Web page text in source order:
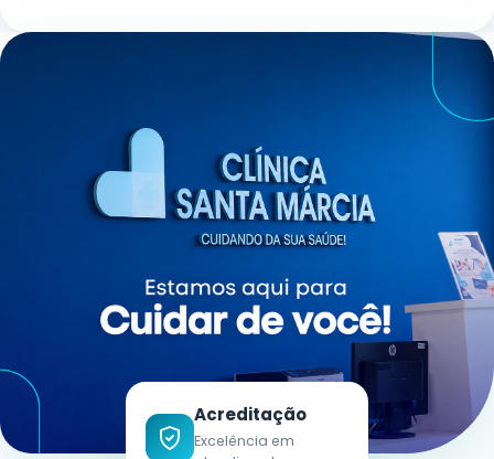
Sem Carência
Renovável
SANTA MÁRCIA BENEFÍCIOS